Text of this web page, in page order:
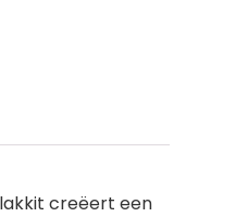
lakkit creëert een